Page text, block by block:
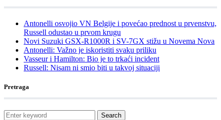
Antonelli osvojio VN Belgije i povećao prednost u prvenstvu,
Russell odustao u prvom krugu
Novi Suzuki GSX-R1000R i SV-7GX stižu u Novema Nova
Antonelli: Važno je iskoristiti svaku priliku
Vasseur i Hamilton: Bio je to trkaći incident
Russell: Nisam ni smio biti u takvoj situaciji
Pretraga
Search